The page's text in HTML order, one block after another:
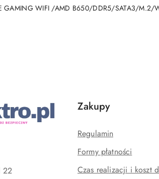
E GAMING WIFI /AMD B650/DDR5/SATA3/
22
Zakupy
Regulamin
Formy płatności
Czas realizacji i koszt